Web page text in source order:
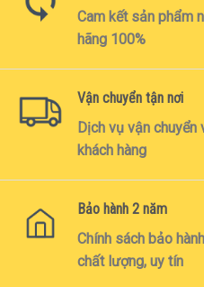
Cam kết sản phẩm
hãng 100%
Vận chuyển tận nơi
Dịch vụ vận
khách hàng
Bảo hành 2 năm
Chính sách bảo
chất lượng, uy tín